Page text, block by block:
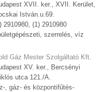
XVII. ker., XVII. Kerület,
István.u.69.
2910980, (1) 2910980
szerrelés, víz
Gáz Mester Szolgáltató Kft.
XV. ker., Bercsényi
utca 121./A.
, gáz- és központifűtés-